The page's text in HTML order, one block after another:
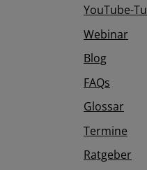
YouTube-
Webinar
Blog
FAQs
Glossar
Termine
Ratgeber